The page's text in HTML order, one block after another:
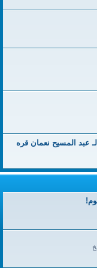
عبد المسيح نعمان قره